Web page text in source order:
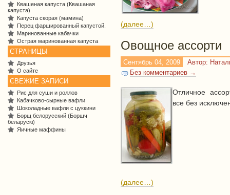
(далее…)
Овощное ассорти
Сентябрь 04, 2009
Автор:
Без комментариев →
Отличное
все без
(далее…)
Квашеная капуста (Квашаная
капуста)
Капуста скорая (мамина)
Перец фаршированный капустой.
Маринованные кабачки
Острая маринованная капуста
СТРАНИЦЫ
Друзья
О сайте
СВЕЖИЕ ЗАПИСИ
Рис для суши и роллов
Кабачково-сырные вафли
Шоколадные вафли с цуккини
Борщ белорусский (Боршч
беларускі)
Яичные маффины